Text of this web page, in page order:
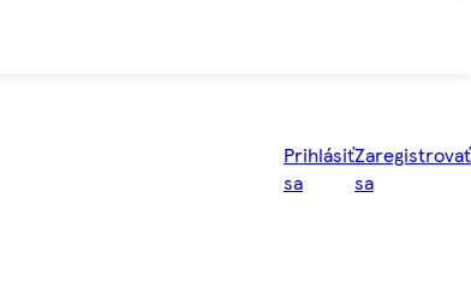
Prihlásiť
sa
Zaregistrovať
sa